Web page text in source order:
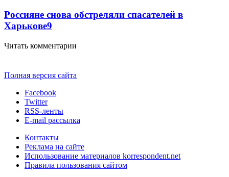
Россияне снова обстреляли спасателей в
Харькове9
Читать комментарии
Полная версия сайта
Facebook
Twitter
RSS-ленты
E-mail рассылка
Контакты
Реклама на сайте
Использование материалов korrespondent.net
Правила пользования сайтом